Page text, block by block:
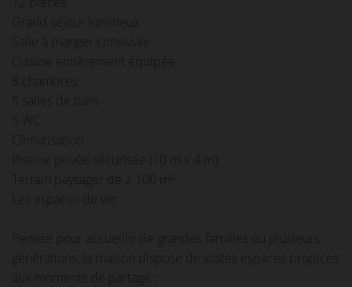
Grand séjour lumineux
Salle à manger conviviale
Cuisine entièrement équipée
8 chambres
5 salles de bain
Piscine privée sécurisée (10 m x 4 m)
Terrain paysager de 2 100 m²
Les espaces de vie
Pensée pour accueillir de grandes familles ou plusieurs
générations, la maison dispose de vastes espaces propices
aux moments de partage :